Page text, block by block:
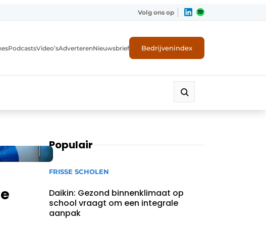
Volg ons op
PodcastsVideo’sAdverterenNieuwsbrief Bedrijvenindex
Populair
FRISSE SCHOLEN
Daikin: Gezond binnenklimaat op
school vraagt om een integrale
aanpak